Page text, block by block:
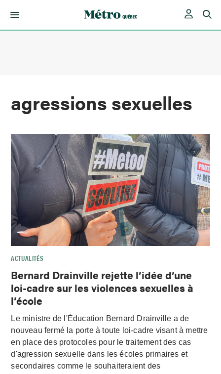
agressions sexuelles
ACTUALITÉS
Bernard Drainville rejette l’idée d’une
loi-cadre sur les violences sexuelles à
l’école
Le ministre de l'Éducation Bernard Drainville a de
nouveau fermé la porte à toute loi-cadre visant à mettre
en place des protocoles pour le traitement des cas
d'agression sexuelle dans les écoles primaires et
secondaires comme le souhaiteraient des